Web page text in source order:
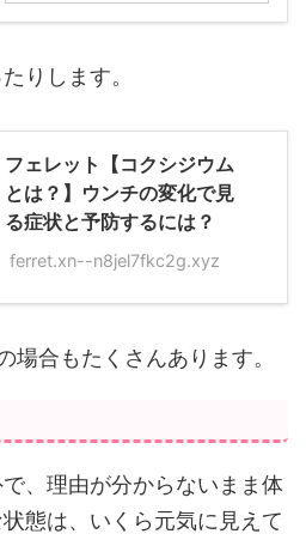
りします。
フェレット【コクシジウム
とは？】ウンチの変化で見
る症状と予防するには？
ferret.xn--n8jel7fkc2g.xyz
場合もたくさんあります。
、理由が分からないまま体
態は、いくら元気に見えて